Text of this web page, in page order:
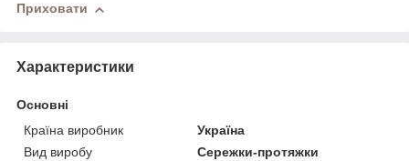
Приховати
Характеристики
Основні
Країна виробник
Україна
Вид виробу
Сережки-протяжки